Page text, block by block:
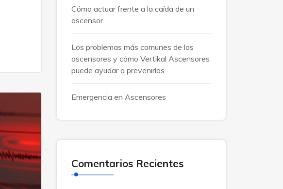
Cómo actuar frente a la caída de un
ascensor
Los problemas más comunes de los
ascensores y cómo Vertikal Ascensores
puede ayudar a prevenirlos
Emergencia en Ascensores
Comentarios Recientes